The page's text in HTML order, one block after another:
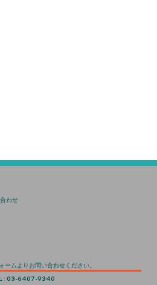
わせ
: 03-6407-9340
ームよりお問い合わせください。